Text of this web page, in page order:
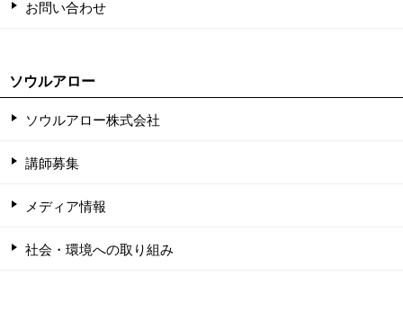
お問い合わせ
ソウルアロー
ソウルアロー株式会社
講師募集
メディア情報
社会・環境への取り組み